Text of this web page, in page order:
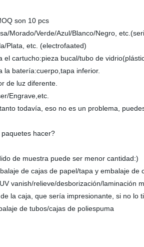
son 10 pcs
Morado/Verde/Azul/Blanco/
Plata, etc. (electrofaated)
el cartucho:pieza bucal/tubo de
la batería:cuerpo,tapa inferior.
de luz diferente.
Engrave,etc.
todavía, eso no es un problema,
hacer?
de muestra puede ser menor cantidad:)
de cajas de papel/tapa y embalaje de
vanish/relieve/desborización/laminación
la caja, que sería impresionante, si no lo
de tubos/cajas de poliespuma